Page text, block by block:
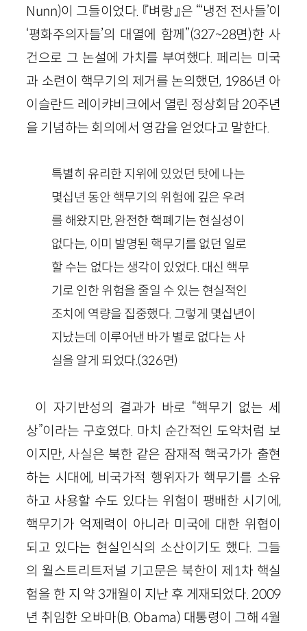
Nunn)이 그들이었다. 『벼랑』은 “‘냉전 전사들’이
‘평화주의자들’의 대열에 함께”(327~28면)한 사
건으로 그 논설에 가치를 부여했다. 페리는 미국
과 소련이 핵무기의 제거를 논의했던, 1986년 아
이슬란드 레이캬비크에서 열린 정상회담 20주년
을 기념하는 회의에서 영감을 얻었다고 말한다.
특별히 유리한 지위에 있었던 탓에 나는
몇십년 동안 핵무기의 위험에 깊은 우려
를 해왔지만, 완전한 핵폐기는 현실성이
없다는, 이미 발명된 핵무기를 없던 일로
할 수는 없다는 생각이 있었다. 대신 핵무
기로 인한 위험을 줄일 수 있는 현실적인
조치에 역량을 집중했다. 그렇게 몇십년이
지났는데 이루어낸 바가 별로 없다는 사
실을 알게 되었다.(326면)
이 자기반성의 결과가 바로 “핵무기 없는 세
상”이라는 구호였다. 마치 순간적인 도약처럼 보
이지만, 사실은 북한 같은 잠재적 핵국가가 출현
하는 시대에, 비국가적 행위자가 핵무기를 소유
하고 사용할 수도 있다는 위험이 팽배한 시기에,
핵무기가 억제력이 아니라 미국에 대한 위협이
되고 있다는 현실인식의 소산이기도 했다. 그들
의 월스트리트저널 기고문은 북한이 제1차 핵실
험을 한 지 약 3개월이 지난 후 게재되었다. 2009
년 취임한 오바마(B. Obama) 대통령이 그해4월